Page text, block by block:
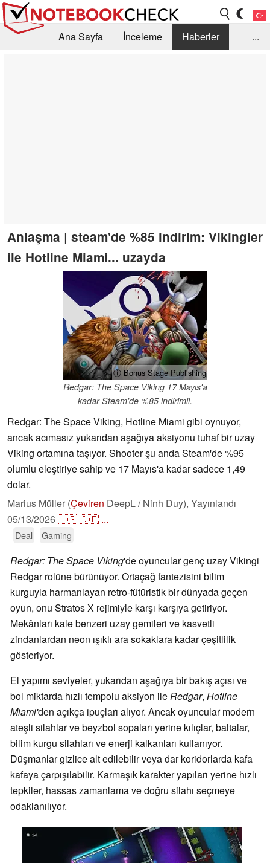
Ana Sayfa İnceleme
Haberler
...
Anlaşma | steam'de %85 indirim: Vikingler
ile Hotline Miami... uzayda
ⓘ Bonus Stage Publishing
Redgar: The Space Viking 17 Mayıs'a
kadar Steam'de %85 indirimli.
Redgar: The Space Viking, Hotline Miami gibi oynuyor,
ancak acımasız yukarıdan aşağıya aksiyonu tuhaf bir uzay
Viking ortamına taşıyor. Shooter şu anda Steam'de %95
olumlu eleştiriye sahip ve 17 Mayıs'a kadar sadece 1,49
dolar.
Marius Müller (Çeviren DeepL / Ninh Duy), Yayınlandı
05/13/2026🇺🇸🇩🇪 ...
Deal Gaming
Redgar: The Space Viking'de oyuncular genç uzay Vikingi
Redgar rolüne bürünüyor. Ortaçağ fantezisini bilim
kurguyla harmanlayan retro-fütüristik bir dünyada geçen
oyun, onu Stratos X rejimiyle karşı karşıya getiriyor.
Mekânları kale benzeri uzay gemileri ve kasvetli
zindanlardan neon ışıklı ara sokaklara kadar çeşitlilik
gösteriyor.
El yapımı seviyeler, yukarıdan aşağıya bir bakış açısı ve
bol miktarda hızlı tempolu aksiyon ileRedgar, Hotline
Miami'den açıkça ipuçları alıyor. Ancak oyuncular modern
ateşli silahlar ve beyzbol sopaları yerine kılıçlar, baltalar,
bilim kurgu silahları ve enerji kalkanları kullanıyor.
Düşmanlar gizlice alt edilebilir veya dar koridorlarda kafa
kafaya çarpışılabilir. Karmaşık karakter yapıları yerine hızlı
tepkiler, hassas zamanlama ve doğru silahı seçmeye
odaklanılıyor.